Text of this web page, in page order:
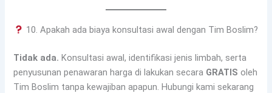
10. Apakah ada biaya konsultasi awal dengan Tim Boslim?
Tidak ada. Konsultasi awal, identifikasi jenis limbah, serta
penyusunan penawaran harga di lakukan secara GRATIS oleh
Tim Boslim tanpa kewajiban apapun. Hubungi kami sekarang